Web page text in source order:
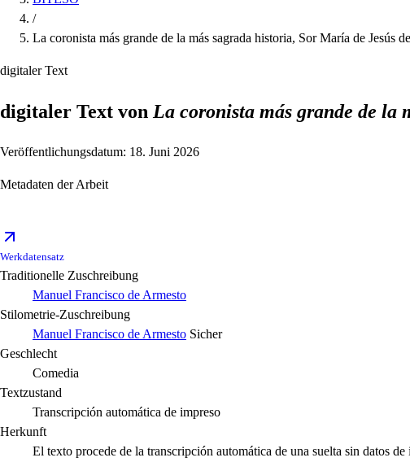
/
La coronista más grande de la más sagrada historia, Sor María de Jesús
digitaler Text
digitaler Text von La coronista más grande de la
Veröffentlichungsdatum: 18. Juni 2026
Metadaten der Arbeit
Werkdatensatz
Traditionelle Zuschreibung
Manuel Francisco de Armesto
Stilometrie-Zuschreibung
Manuel Francisco de Armesto Sicher
Geschlecht
Comedia
Textzustand
Transcripción automática de impreso
Herkunft
El texto procede de la transcripción automática de una suelta sin datos